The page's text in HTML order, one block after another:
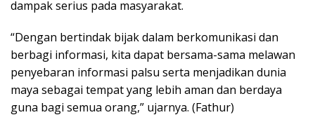
dampak serius pada masyarakat.
“Dengan bertindak bijak dalam berkomunikasi dan
berbagi informasi, kita dapat bersama-sama melawan
penyebaran informasi palsu serta menjadikan dunia
maya sebagai tempat yang lebih aman dan berdaya
guna bagi semua orang,” ujarnya. (Fathur)